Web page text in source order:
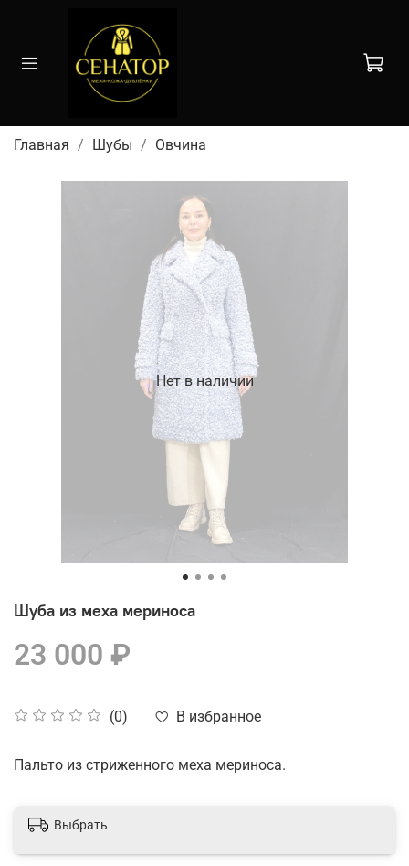
Главная Шубы Овчина
Нет в наличии
Шуба из меха мериноса
(0) В избранное
23 000 ₽
Пальто из стриженного меха мериноса.
Выбрать